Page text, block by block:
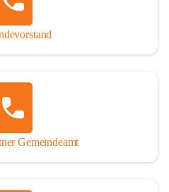
Gemeindeamt